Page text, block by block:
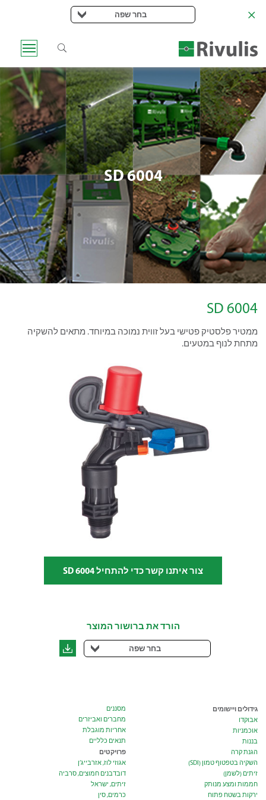
בחר שפה
6004 SD
6004 SD
ממטיר פלסטיק פטישי בעל זווית נמוכה במיוחד. מתאים להשקיה
מתחת לנוף במטעים.
צור איתנו קשר כדי להתחיל 6004 SD
הורד את ברושור המוצר
בחר שפה
גידולים ויישומים
אבוקדו
אוכמניות
בננות
הגנת קרה
השקיה בטפטוף טמון (SDI)
זיתים (לשמן)
חממות ומצע מנותק
ירקות בשטח פתוח
מסננים
מחברים ואביזרים
אחריות מוגבלת
תנאים כלליים
פרויקטים
אגוזי לוז, אזרבייג’ן
דובדבנים חמוצים, סרביה
זיתים, ישראל
כרמים, סין